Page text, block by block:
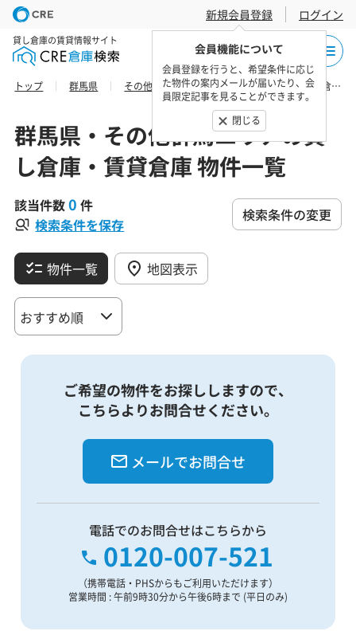
新規会員登録
会員機能について
会員登録を行うと、希望条件に応じ
た物件の案内メールが届いたり、会
員限定記事を見ることができます。
閉じる
ログイン
貸し倉庫の賃貸情報サイト
トップ 群馬県 その他群馬エリア 北群馬郡榛東村の貸し倉庫・賃貸倉庫 物件一覧
群馬県・その他群馬エリアの貸
し倉庫・賃貸倉庫 物件一覧
該当件数0 件
検索条件を保存
検索条件の変更
物件一覧 地図表示
ご希望の物件をお探ししますので、
こちらよりお問合せください。
メールでお問合せ
電話でのお問合せはこちらから
0120-007-521
（携帯電話・PHSからもご利用いただけます）
営業時間 : 午前9時30分から午後6時まで (平日のみ)